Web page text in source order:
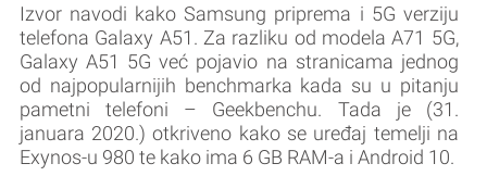
Izvor navodi kako Samsung priprema i 5G verziju
telefona Galaxy A51. Za razliku od modela A71 5G,
Galaxy A51 5G već pojavio na stranicama jednog
od najpopularnijih benchmarka kada su u pitanju
pametni telefoni – Geekbenchu. Tada je (31.
januara 2020.) otkriveno kako se uređaj temelji na
Exynos-u 980 te kako ima 6 GB RAM-a i Android 10.